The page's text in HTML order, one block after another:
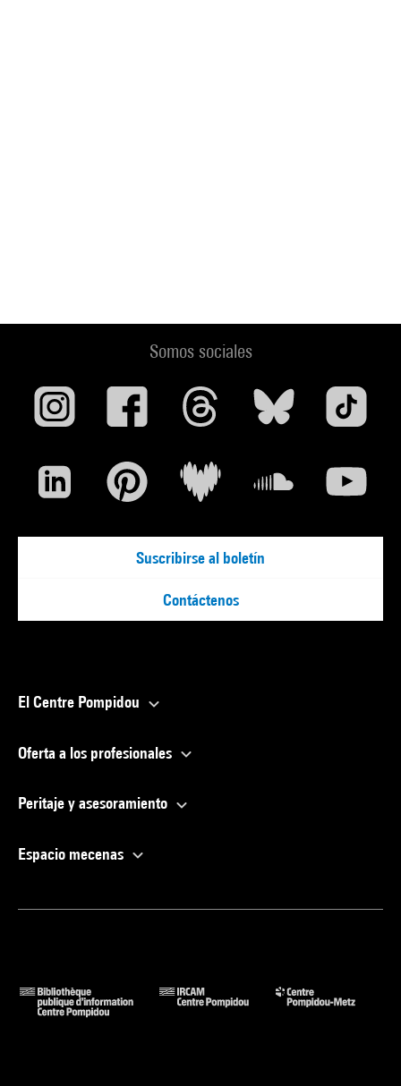
Somos sociales
Suscribirse al boletín
Contáctenos
El Centre Pompidou
Oferta a los profesionales
Peritaje y asesoramiento
Espacio mecenas